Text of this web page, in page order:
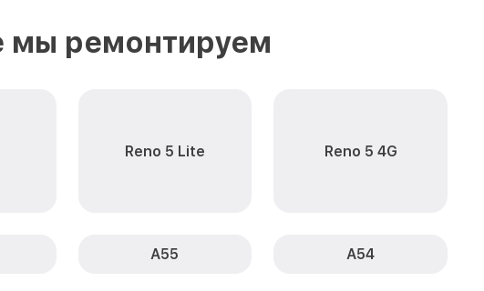
мы ремонтируем
Reno 5 Lite Reno 5 4G
A55 A54